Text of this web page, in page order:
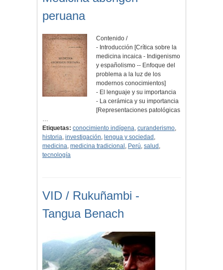
peruana
Contenido /
- Introducción [Crítica sobre la
medicina incaica - Indigenismo
y españolismo -- Enfoque del
problema a la luz de los
modernos conocimientos]
- El lenguaje y su importancia
- La cerámica y su importancia
[Representaciones patológicas
…
Etiquetas: conocimiento indígena, curanderismo,
historia, investigación, lengua y sociedad ,
medicina, medicina tradicional , Perú, salud ,
tecnología
VID / Rukuñambi -
Tangua Benach